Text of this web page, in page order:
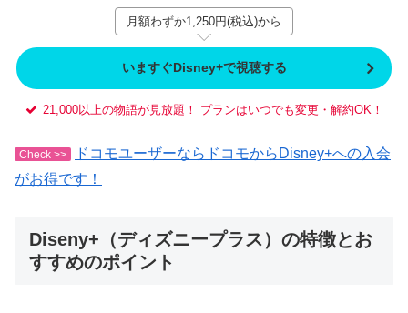
月額わずか1,250円(税込)から
いますぐDisney+で視聴する
21,000以上の物語が見放題！ プランはいつでも変更・解約OK！
Check >>
ドコモユーザーならドコモからDisney+への入会
がお得です！
Diseny+（ディズニープラス）の特徴とお
すすめのポイント